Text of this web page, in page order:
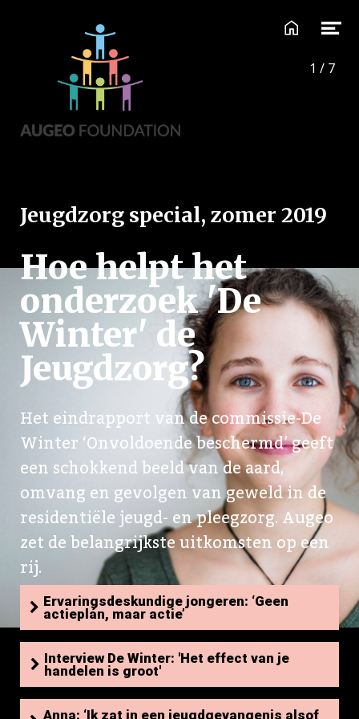
Jeugdzorg special, zomer 2019
Hoe helpt het
onderzoek 'De
Winter' de
Jeugdzorg?
Het eindrapport van de commissie-De
Winter ‘Onvoldoende beschermd’ geeft
een schokkend beeld van de aard,
omvang en gevolgen van geweld in de
residentiële jeugd- en pleegzorg. Augeo
zet de belangrijkste uitkomsten op een
rij.
Ervaringsdeskundige jongeren: ‘Geen
actieplán, maar actie’
Interview De Winter: 'Het effect van je
handelen is groot'
Anna: ‘Ik zat in een jeugdgevangenis alsof
1 / 7